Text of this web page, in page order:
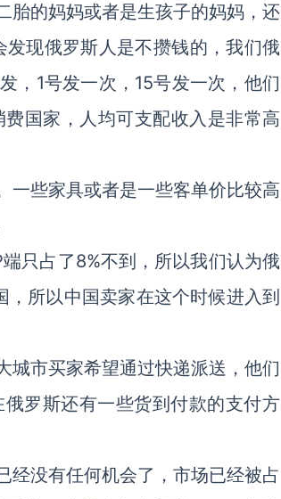
胎的妈妈或者是生孩子的妈妈，还
现俄罗斯人是不攒钱的，我们俄
，1号发一次，15号发一次，他们
国家，人均可支配收入是非常高
一些家具或者是一些客单价比较高
只占了8%不到，所以我们认为俄
所以中国卖家在这个时候进入到
城市买家希望通过快递派送，他们
罗斯还有一些货到付款的支付方
经没有任何机会了，市场已经被占